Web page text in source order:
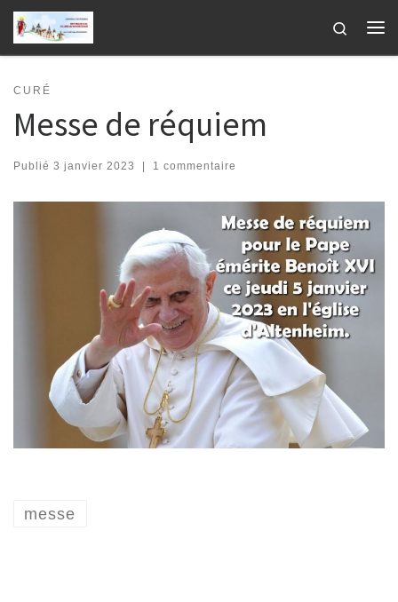
Passer au contenu
Search
CURÉ
Messe de réquiem
Publié 3 janvier 2023 1 commentaire
messe